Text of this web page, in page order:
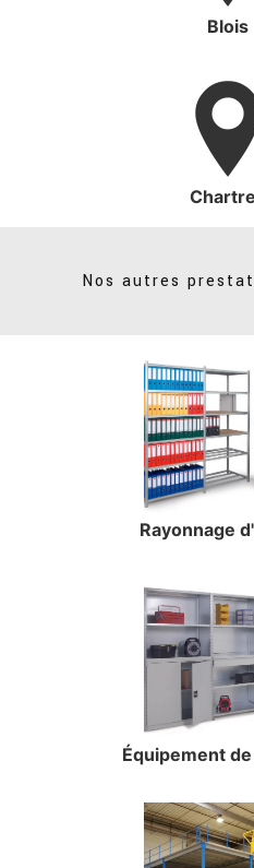
Blois
Nos autres
Rayonnage
Équipement